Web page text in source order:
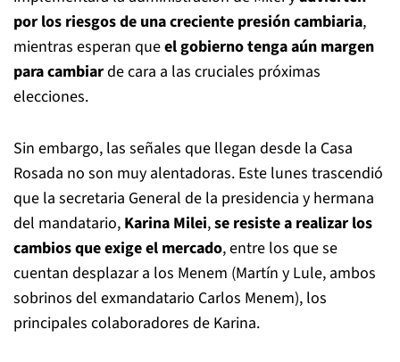
por los riesgos de una creciente presión cambiaria,
mientras esperan queel gobierno tenga aún margen
para cambiarde cara a las cruciales próximas
elecciones.
Sin embargo, las señales que llegan desde la Casa
Rosada no son muy alentadoras. Este lunes trascendió
que la secretaria General de la presidencia y hermana
del mandatario, Karina Milei,se resiste a realizar los
cambios que exige el mercado, entre los que se
cuentan desplazar a los Menem (Martín y Lule, ambos
sobrinos del exmandatario Carlos Menem), los
principales colaboradores de Karina.